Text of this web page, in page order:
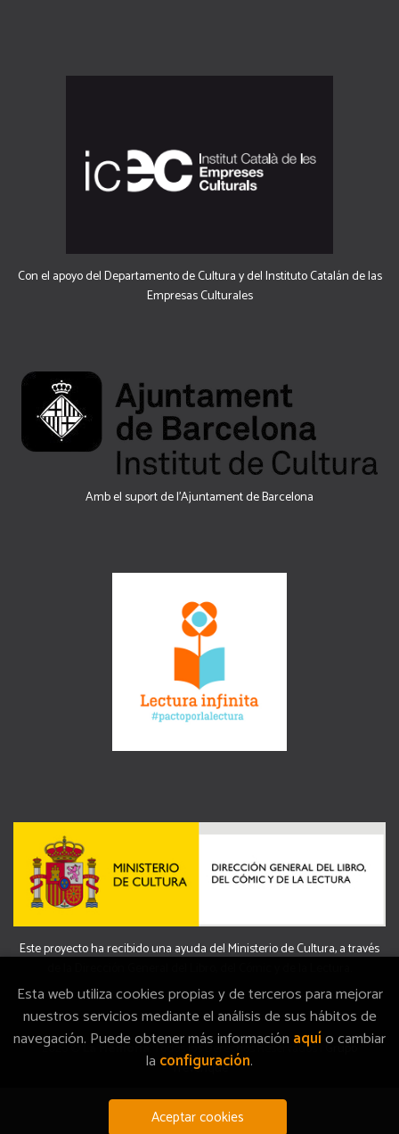
Con el apoyo del Departamento de Cultura y del Instituto Catalán de las
Empresas Culturales
Amb el suport de l’Ajuntament de Barcelona
Este proyecto ha recibido una ayuda del Ministerio de Cultura, a través
2026 ©La Memòria. Todos los Derechos Reservados | Grupo
Trevenque
Esta web utiliza cookies propias y de terceros para mejorar
nuestros servicios mediante el análisis de sus hábitos de
navegación. Puede obtener más información aquío cambiar
la configuración.
Aceptar cookies